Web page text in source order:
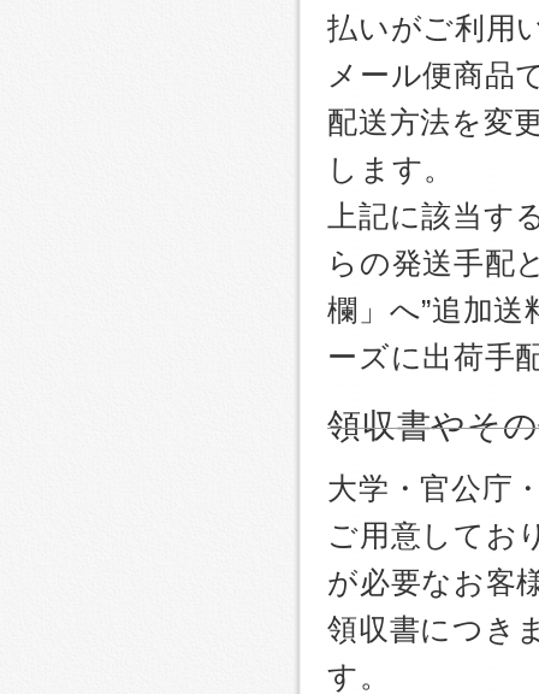
払いがご利用
メール便商品
配送方法を変
します。
上記に該当
らの発送手配
欄」へ”追加
ーズに出荷手
領収書やそ
大学・官公庁
ご用意してお
が必要なお客
領収書につき
す。